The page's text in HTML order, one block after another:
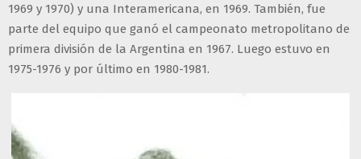
1969 y 1970) y una Interamericana, en 1969. También, fue
parte del equipo que ganó el campeonato metropolitano de
primera división de la Argentina en 1967. Luego estuvo en
1975-1976 y por último en 1980-1981.